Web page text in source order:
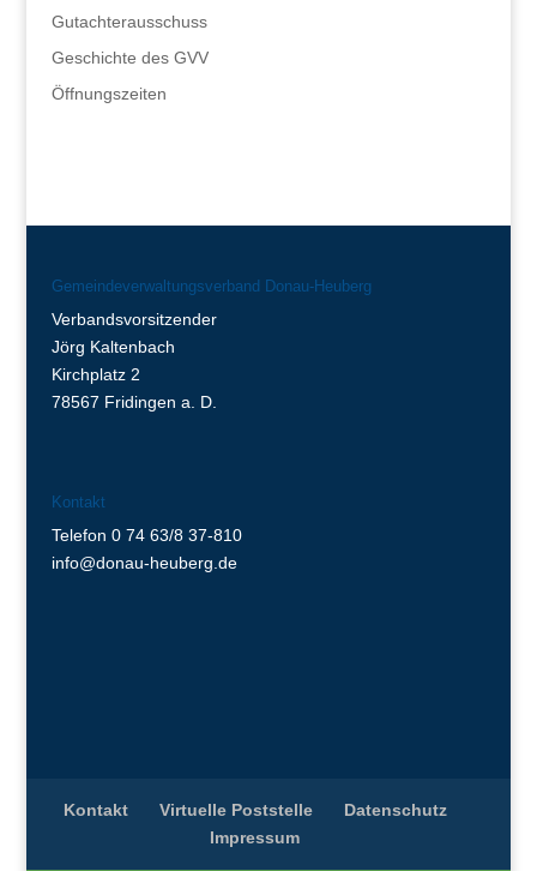
Gutachterausschuss
Geschichte des GVV
Öffnungszeiten
Gemeindeverwaltungsverband Donau-Heuberg
Verbandsvorsitzender
Jörg Kaltenbach
Kirchplatz 2
78567 Fridingen a. D.
Kontakt
Telefon 0 74 63/8 37-810
info@donau-heuberg.de
Kontakt Virtuelle Poststelle
Datenschutz
Impressum